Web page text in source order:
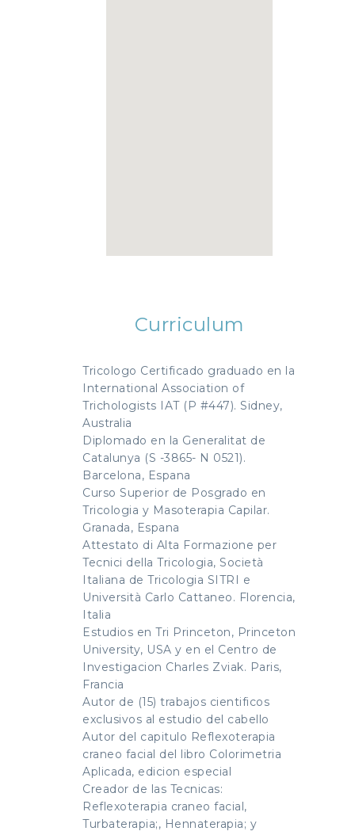
Curriculum
Tricologo Certificado graduado en la
International Association of
Trichologists IAT (P #447). Sidney,
Australia
Diplomado en la Generalitat de
Catalunya (S -3865- N 0521).
Barcelona, Espana
Curso Superior de Posgrado en
Tricologia y Masoterapia Capilar.
Granada, Espana
Attestato di Alta Formazione per
Tecnici della Tricologia, Società
Italiana de Tricologia SITRI e
Università Carlo Cattaneo. Florencia,
Italia
Estudios en Tri Princeton, Princeton
University, USA y en el Centro de
Investigacion Charles Zviak. Paris,
Francia
Autor de (15) trabajos cientificos
exclusivos al estudio del cabello
Autor del capitulo Reflexoterapia
craneo facial del libro Colorimetria
Aplicada, edicion especial
Creador de las Tecnicas:
Reflexoterapia craneo facial,
Turbaterapia;, Hennaterapia; y